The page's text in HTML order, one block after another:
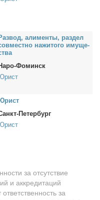
али­мен­ты, раз­дел
на­жи­то­го иму­ще­
Фоминск
Петербург
за отсутствие
и аккредитаций
за